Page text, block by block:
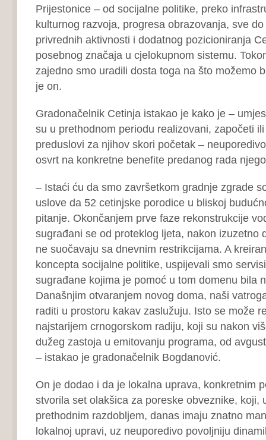
Prijestonice – od socijalne politike, preko
kulturnog razvoja, progresa obrazovanja, sve
privrednih aktivnosti i dodatnog pozicioniranja
posebnog značaja u cjelokupnom sistemu.
zajedno smo uradili dosta toga na što možemo
je on.
Gradonačelnik Cetinja istakao je kako je –
su u prethodnom periodu realizovani, započeti
preduslovi za njihov skori početak –
osvrt na konkretne benefite predanog rada
– Istaći ću da smo završetkom gradnje zgrade
uslove da 52 cetinjske porodice u bliskoj
pitanje. Okončanjem prve faze rekonstrukcije
sugrađani se od proteklog ljeta, nakon izuzetno
ne suočavaju sa dnevnim restrikcijama. A
koncepta socijalne politike, uspijevali smo
sugrađane kojima je pomoć u tom domenu bila
Današnjim otvaranjem novog doma, naši
raditi u prostoru kakav zaslužuju. Isto se može
najstarijem crnogorskom radiju, koji su nakon
dužeg zastoja u emitovanju programa, od
– istakao je gradonačelnik Bogdanović.
On je dodao i da je lokalna uprava, konkretnim
stvorila set olakšica za poreske obveznike, koji,
prethodnim razdobljem, danas imaju znatno
lokalnoj upravi, uz neuporedivo povoljniju